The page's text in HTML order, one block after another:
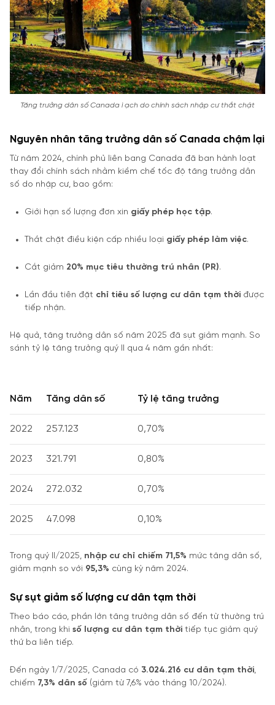
Tăng trưởng dân số Canada ì ạch do chính sách nhập cư thắt chặt
Nguyên nhân tăng trưởng dân số Canada chậm lại
Từ năm 2024, chính phủ liên bang Canada đã ban hành loạt
thay đổi chính sách nhằm kiềm chế tốc độ tăng trưởng dân
số do nhập cư, bao gồm:
Giới hạn số lượng đơn xin giấy phép học tập.
Thắt chặt điều kiện cấp nhiều loại giấy phép làm việc.
Cắt giảm 20% mục tiêu thường trú nhân (PR).
Lần đầu tiên đặt chỉ tiêu số lượng cư dân tạm thời được
tiếp nhận.
Hệ quả, tăng trưởng dân số năm 2025 đã sụt giảm mạnh. So
sánh tỷ lệ tăng trưởng quý II qua 4 năm gần nhất:
Năm Tăng dân số Tỷ lệ tăng trưởng
2022 257.123 0,70%
2023 321.791 0,80%
2024 272.032 0,70%
2025 47.098 0,10%
Trong quý II/2025, nhập cư chỉ chiếm 71,5% mức tăng dân số,
giảm mạnh so với 95,3% cùng kỳ năm 2024.
Sự sụt giảm số lượng cư dân tạm thời
Theo báo cáo, phần lớn tăng trưởng dân số đến từ thường trú
nhân, trong khi số lượng cư dân tạm thời tiếp tục giảm quý
thứ ba liên tiếp.
Đến ngày 1/7/2025, Canada có 3.024.216 cư dân tạm thời,
chiếm 7,3% dân số (giảm từ 7,6% vào tháng 10/2024).